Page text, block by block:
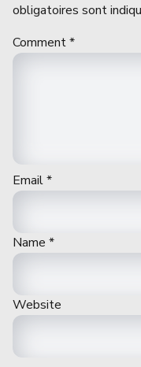
obligatoires sont
Comment*
Email*
Name *
Website